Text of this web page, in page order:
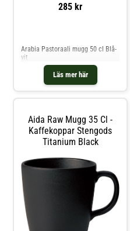
285 kr
Läs mer här
Arabia Pastoraali mugg 50 cl Blå-
vit
Aida Raw Mugg 35 Cl -
Kaffekoppar Stengods
Titanium Black